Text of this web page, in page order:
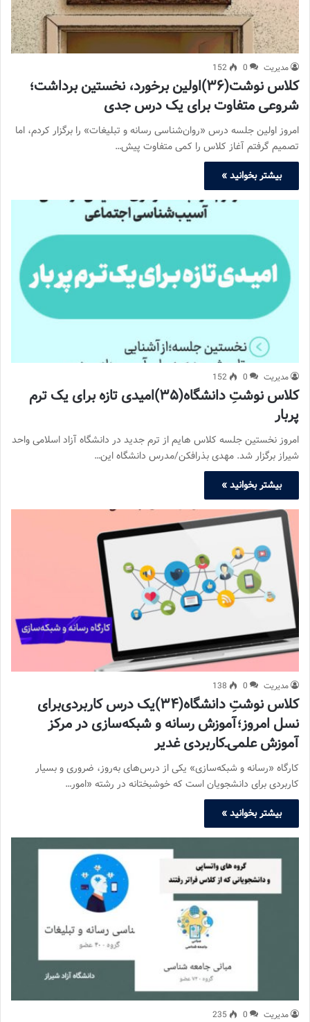
مدیریت 0
152
کلاس نوشت(۳۶)اولین برخورد، نخستین برداشت؛
شروعی متفاوت برای یک درس جدی
امروز اولین جلسه درس «روان‌شناسی رسانه و تبلیغات» را برگزار کردم، اما
تصمیم گرفتم آغاز کلاس را کمی متفاوت پیش…
بیشتر بخوانید »
مدیریت 0
152
کلاس نوشتِ دانشگاه(۳۵)امیدی تازه برای یک ترم
پربار
امروز نخستین جلسه کلاس هایم از ترم جدید در دانشگاه آزاد اسلامی واحد
شیراز برگزار شد. مهدی بذرافکن/مدرس دانشگاه این…
بیشتر بخوانید »
مدیریت 0
138
کلاس نوشتِ دانشگاه(۳۴)یک درس کاربردی‌برای
نسل امروز؛آموزش رسانه و شبکه‌سازی در مرکز
آموزش علمی‌ـ‌کاربردی غدیر
کارگاه «رسانه و شبکه‌سازی» یکی از درس‌های به‌روز، ضروری و بسیار
کاربردی برای دانشجویان است که خوشبختانه در رشته «امور…
بیشتر بخوانید »
مدیریت 0
235